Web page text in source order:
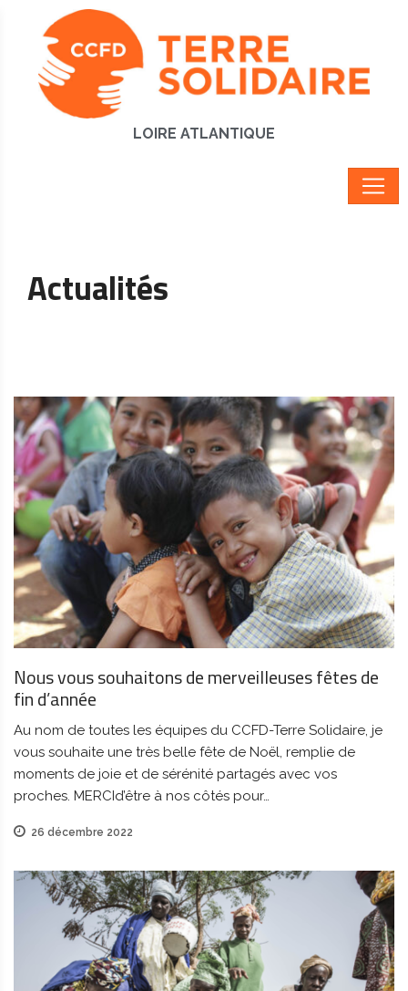
LOIRE ATLANTIQUE
Actualités
Nous vous souhaitons de merveilleuses fêtes de
fin d’année
Au nom de toutes les équipes du CCFD-Terre Solidaire, je
vous souhaite une très belle fête de Noël, remplie de
moments de joie et de sérénité partagés avec vos
proches. MERCId’être à nos côtés pour…
26 décembre 2022